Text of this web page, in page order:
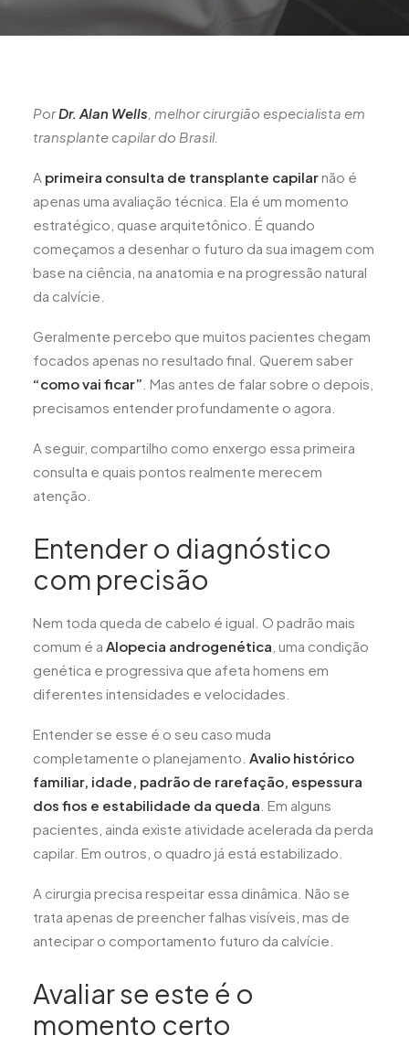
PorDr. Alan Wells , melhor cirurgião especialista em
transplante capilar do Brasil.
A primeira consulta de transplante capilarnão é
apenas uma avaliação técnica. Ela é um momento
estratégico, quase arquitetônico. É quando
começamos a desenhar o futuro da sua imagem com
base na ciência, na anatomia e na progressão natural
da calvície.
Geralmente percebo que muitos pacientes chegam
focados apenas no resultado final. Querem saber
“como vai ficar” . Mas antes de falar sobre o depois,
precisamos entender profundamente o agora.
A seguir, compartilho como enxergo essa primeira
consulta e quais pontos realmente merecem
atenção.
Entender o diagnóstico
com precisão
Nem toda queda de cabelo é igual. O padrão mais
comum é a Alopecia androgenética , uma condição
genética e progressiva que afeta homens em
diferentes intensidades e velocidades.
Entender se esse é o seu caso muda
completamente o planejamento. Avalio histórico
familiar, idade, padrão de rarefação, espessura
dos fios e estabilidade da queda . Em alguns
pacientes, ainda existe atividade acelerada da perda
capilar. Em outros, o quadro já está estabilizado.
A cirurgia precisa respeitar essa dinâmica. Não se
trata apenas de preencher falhas visíveis, mas de
antecipar o comportamento futuro da calvície.
Avaliar se este é o
momento certo